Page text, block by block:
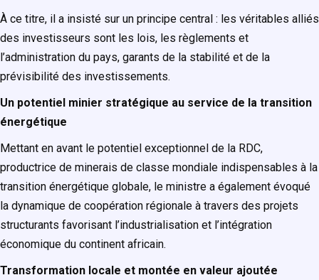
À ce titre, il a insisté sur un principe central : les véritables alliés
des investisseurs sont les lois, les règlements et
l’administration du pays, garants de la stabilité et de la
prévisibilité des investissements.
Un potentiel minier stratégique au service de la transition
énergétique
Mettant en avant le potentiel exceptionnel de la RDC,
productrice de minerais de classe mondiale indispensables à la
transition énergétique globale, le ministre a également évoqué
la dynamique de coopération régionale à travers des projets
structurants favorisant l’industrialisation et l’intégration
économique du continent africain.
Transformation locale et montée en valeur ajoutée